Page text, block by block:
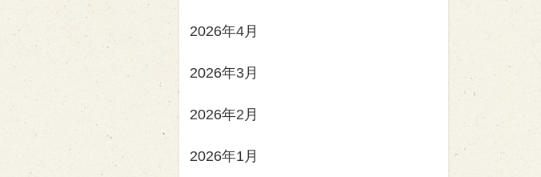
2026年4月
2026年3月
2026年2月
2026年1月